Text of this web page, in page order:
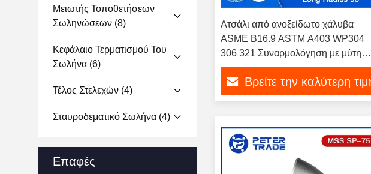
Μειωτής Τοποθετήσεων
Σωληνώσεων (8)
Κεφάλαιο Τερματισμού Του
Σωλήνα (6)
Τέλος Στελεχών (4)
Σταυροδεματικό Σωλήνα (4)
Επαφές
Ατσάλι από ανοξείδωτο χάλυβα
ASME B16.9 ASTM A403 WP304
306 321 Συναρμολόγηση με μύτη
Μεγάλη ακτίνα Κεφαλάκι 90 μοίρες
ΚεφαλάκιΒρείτε την καλύτερη